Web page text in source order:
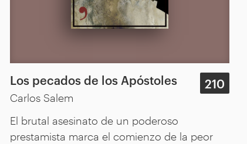
Los pecados de los Apóstoles
Carlos Salem
210
El brutal asesinato de un poderoso
prestamista marca el comienzo de la peor